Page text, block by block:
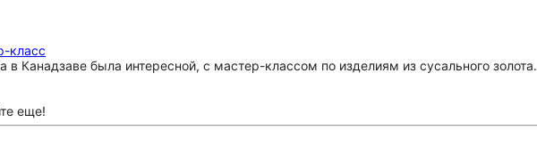
класс
Канадзаве была интересной, с мастер-классом по изделиям из сусального золота.
еще!